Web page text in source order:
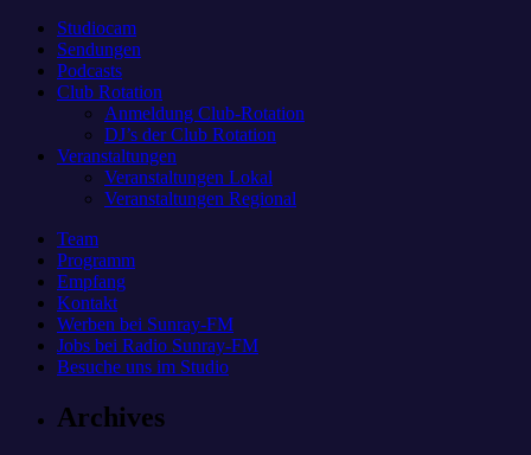
Studiocam
Sendungen
Podcasts
Club Rotation
Anmeldung Club-Rotation
DJ’s der Club Rotation
Veranstaltungen
Veranstaltungen Lokal
Veranstaltungen Regional
Team
Programm
Empfang
Kontakt
Werben bei Sunray-FM
Jobs bei Radio Sunray-FM
Besuche uns im Studio
Archives